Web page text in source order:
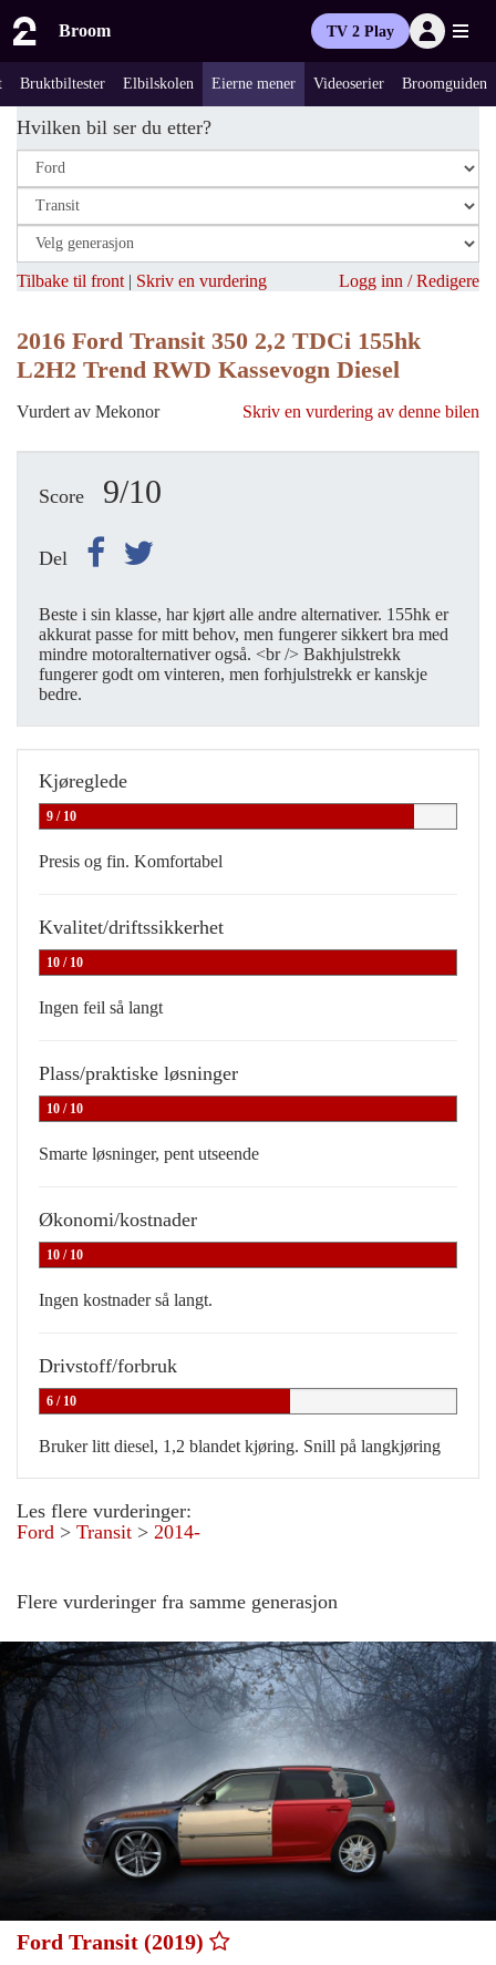
Broom TV 2 Play
Bruktbiltester Elbilskolen Eierne mener Videoserier Broomguiden
Hvilken bil ser du etter?
Tilbake til front | Skriv en vurdering Logg inn / Redigere
2016 Ford Transit 350 2,2 TDCi 155hk
L2H2 Trend RWD Kassevogn Diesel
Vurdert av Mekonor Skriv en vurdering av denne bilen
Score 9/10
Del
Beste i sin klasse, har kjørt alle andre alternativer. 155hk er
akkurat passe for mitt behov, men fungerer sikkert bra med
mindre motoralternativer også. <br /> Bakhjulstrekk
fungerer godt om vinteren, men forhjulstrekk er kanskje
bedre.
Kjøreglede
9 / 10
Presis og fin. Komfortabel
Kvalitet/driftssikkerhet
10 / 10
Ingen feil så langt
Plass/praktiske løsninger
10 / 10
Smarte løsninger, pent utseende
Økonomi/kostnader
10 / 10
Ingen kostnader så langt.
Drivstoff/forbruk
6 / 10
Bruker litt diesel, 1,2 blandet kjøring. Snill på langkjøring
Les flere vurderinger:
Ford > Transit > 2014-
Flere vurderinger fra samme generasjon
Ford Transit (2019)